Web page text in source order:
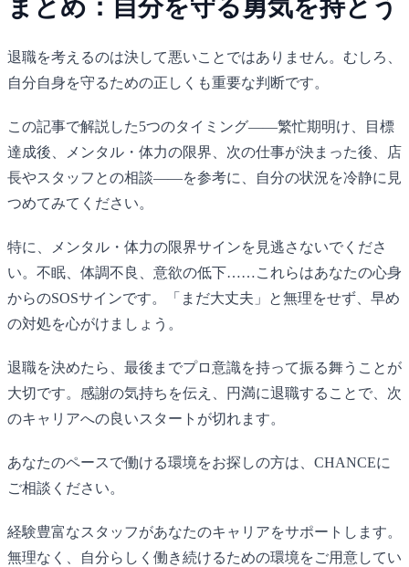
まとめ：自分を守る勇気を持とう
退職を考えるのは決して悪いことではありません。むしろ、
自分自身を守るための正しくも重要な判断です。
この記事で解説した5つのタイミング——繁忙期明け、目標
達成後、メンタル・体力の限界、次の仕事が決まった後、店
長やスタッフとの相談——を参考に、自分の状況を冷静に見
つめてみてください。
特に、メンタル・体力の限界サインを見逃さないでくださ
い。不眠、体調不良、意欲の低下……これらはあなたの心身
からのSOSサインです。「まだ大丈夫」と無理をせず、早め
の対処を心がけましょう。
退職を決めたら、最後までプロ意識を持って振る舞うことが
大切です。感謝の気持ちを伝え、円満に退職することで、次
のキャリアへの良いスタートが切れます。
あなたのペースで働ける環境をお探しの方は、 CHANCEに
ご相談ください。
経験豊富なスタッフがあなたのキャリアをサポートします。
無理なく、自分らしく働き続けるための環境をご用意してい